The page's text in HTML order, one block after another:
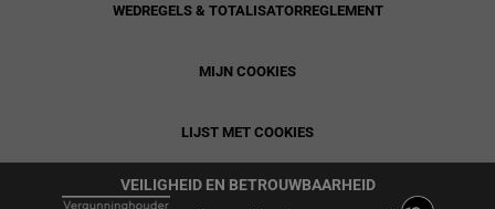
WEDREGELS & TOTALISATORREGLEMENT
MIJN COOKIES
LIJST MET COOKIES
VEILIGHEID EN BETROUWBAARHEID